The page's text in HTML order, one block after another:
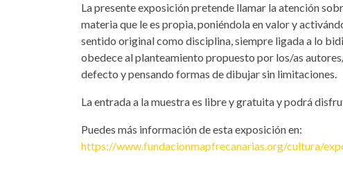
La presente exposición pretende llamar la atención
materia que le es propia, poniéndola en valor y
sentido original como disciplina, siempre ligada a lo
obedece al planteamiento propuesto por los/as
defecto y pensando formas de dibujar sin limitaciones.
La entrada a la muestra es libre y gratuita y podrá
Puedes más información de esta exposición en:
https://www.fundacionmapfrecanarias.org/cultura/